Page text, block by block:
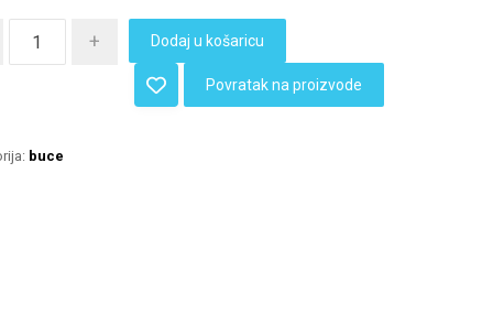
+ Dodaj u košaricu
Povratak na proizvode
buce